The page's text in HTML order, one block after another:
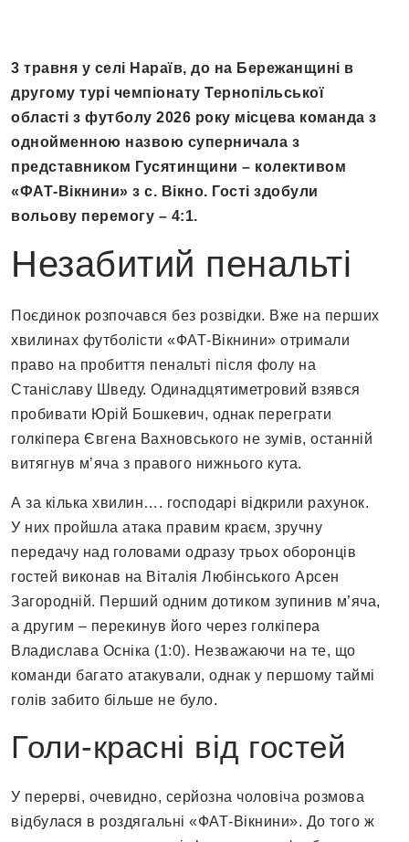
3 травня у селі Нараїв, до на Бережанщині в
другому турі чемпіонату Тернопільської
області з футболу 2026 року місцева команда з
однойменною назвою суперничала з
представником Гусятинщини – колективом
«ФАТ-Вікнини» з с. Вікно. Гості здобули
вольову перемогу – 4:1.
Незабитий пенальті
Поєдинок розпочався без розвідки. Вже на перших
хвилинах футболісти «ФАТ-Вікнини» отримали
право на пробиття пенальті після фолу на
Станіславу Шведу. Одинадцятиметровий взявся
пробивати Юрій Бошкевич, однак переграти
голкіпера Євгена Вахновського не зумів, останній
витягнув м’яча з правого нижнього кута.
А за кілька хвилин…. господарі відкрили рахунок.
У них пройшла атака правим краєм, зручну
передачу над головами одразу трьох оборонців
гостей виконав на Віталія Любінського Арсен
Загородній. Перший одним дотиком зупинив м’яча,
а другим – перекинув його через голкіпера
Владислава Осніка (1:0). Незважаючи на те, що
команди багато атакували, однак у першому таймі
голів забито більше не було.
Голи-красні від гостей
У перерві, очевидно, серйозна чоловіча розмова
відбулася в роздягальні «ФАТ-Вікнини». До того ж